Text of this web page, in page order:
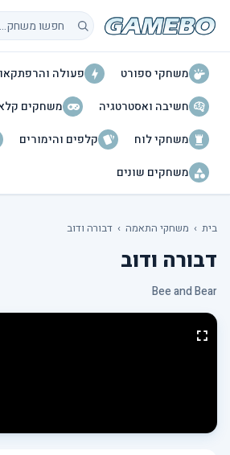
חיפוש משחקים
משחקי ספורט
פעולה
חשיבה ואסטרטגיה
משחקים
משחקי לוח
קלפים והימורים
משחקים שונים
בית › משחקי התאמה › דבורה ודוב
דבורה ודוב
Bee and Bear